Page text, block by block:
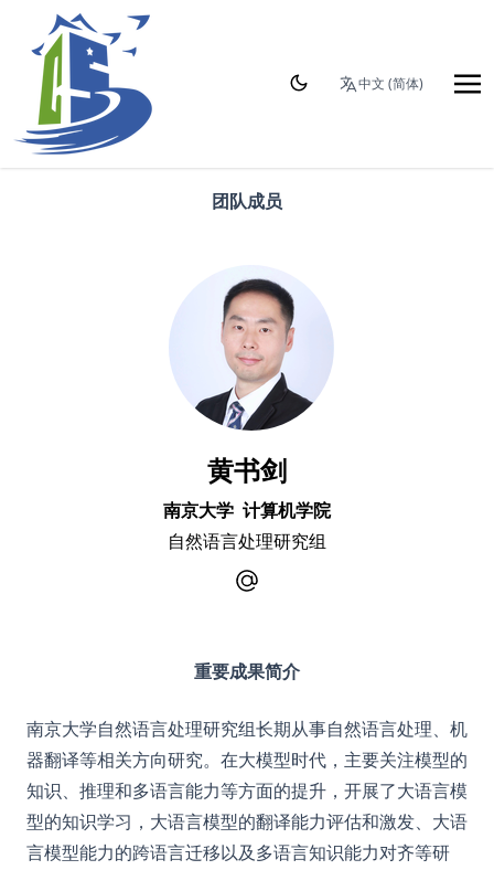
中文 (简体)
团队成员
黄书剑
南京大学 计算机学院
自然语言处理研究组
重要成果简介
南京大学自然语言处理研究组长期从事自然语言处理、机
器翻译等相关方向研究。在大模型时代，主要关注模型的
知识、推理和多语言能力等方面的提升，开展了大语言模
型的知识学习，大语言模型的翻译能力评估和激发、大语
言模型能力的跨语言迁移以及多语言知识能力对齐等研